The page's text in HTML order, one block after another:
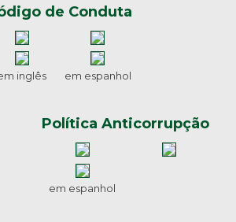
de Conduta
inglês em espanhol
Política Anticorrupção
em espanhol